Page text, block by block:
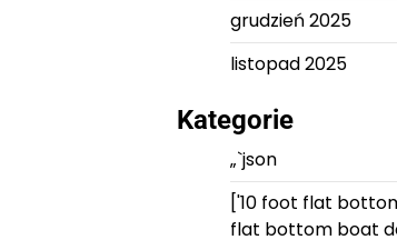
grudzień 2025
listopad 2025
Kategorie
„`json
['10 foot flat
flat bottom boat